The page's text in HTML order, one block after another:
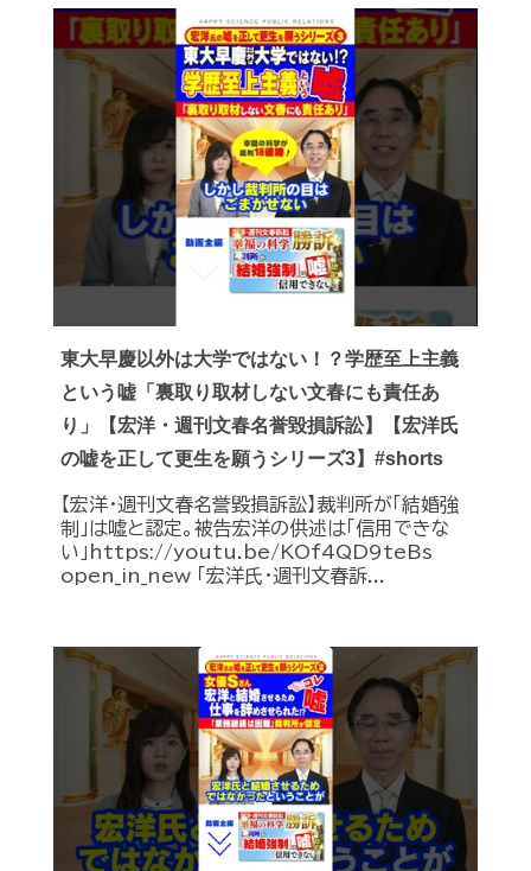
東大早慶以外は大学ではない！？学歴至上主義
という嘘「裏取り取材しない文春にも責任あ
り」【宏洋・週刊文春名誉毀損訴訟】【宏洋氏
の嘘を正して更生を願うシリーズ3】#shorts
【宏洋・週刊文春名誉毀損訴訟】裁判所が「結婚強
制」は嘘と認定。被告宏洋の供述は「信用できな
い」https://youtu.be/KOf4QD9teBs
open_in_new 「宏洋氏・週刊文春訴...